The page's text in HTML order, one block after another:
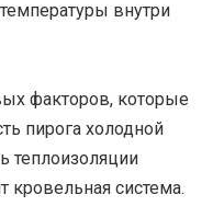
внутри
факторов, которые
пирога холодной
теплоизоляции
кровельная система.